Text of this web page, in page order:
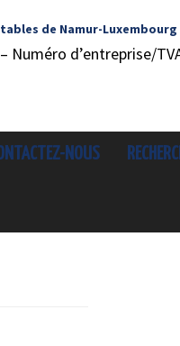
de Namur-
d’entreprise/
NOUS